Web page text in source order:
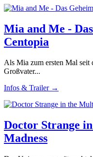
Mia and Me -
Centopia
Als Mia zum ersten Mal
Großvater...
Infos & Trailer →
Doctor Strange
Madness